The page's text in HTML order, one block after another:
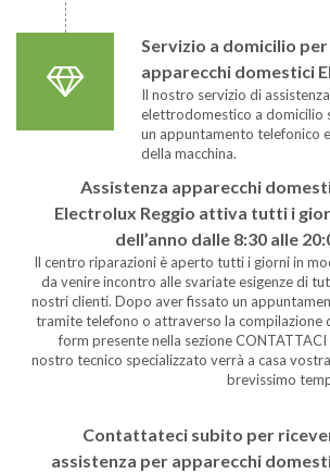
Servizio a domicilio
apparecchi domestici
Il nostro servizio di
elettrodomestico a domicilio
un appuntamento telefonico
della macchina.
Assistenza apparecchi
Electrolux Reggio attiva tutti i
dell’anno dalle 8:30 alle
Il centro riparazioni è aperto tutti i giorni in
da venire incontro alle svariate esigenze di
nostri clienti. Dopo aver fissato un
tramite telefono o attraverso la compilazione
form presente nella sezione CONTATTACI
nostro tecnico specializzato verrà a casa
brevissimo
Contattateci subito per
assistenza per apparecchi